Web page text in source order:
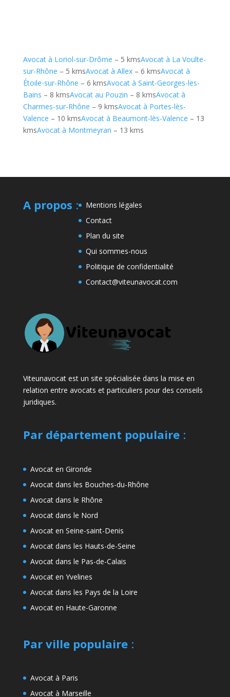
Avocat à Loriol-sur-Drôme – 5 kmsAvocat à La Voulte-
sur-Rhône – 5 kmsAvocat à Allex– 6 kmsAvocat à
Étoile-sur-Rhône – 6 kmsAvocat à Saint-Georges-les-
Bains – 8 kmsAvocat au Pouzin – 8 kmsAvocat à
Charmes-sur-Rhône – 9 kmsAvocat à Portes-lès-
Valence – 10 kmsAvocat à Beaumont-lès-Valence – 13
kmsAvocat à Montmeyran – 13 kms
A propos :
Mentions légales
Contact
Plan du site
Qui sommes-nous
Politique de confidentialité
Contact@viteunavocat.com
Viteunavocat est un site spécialisée dans la mise en
relation entre avocats et particuliers pour des conseils
juridiques.
Par département populaire:
Avocat en Gironde
Avocat dans les Bouches-du-Rhône
Avocat dans le Rhône
Avocat dans le Nord
Avocat en Seine-saint-Denis
Avocat dans les Hauts-de-Seine
Avocat dans le Pas-de-Calais
Avocat en Yvelines
Avocat dans les Pays de la Loire
Avocat en Haute-Garonne
Par ville populaire:
Avocat à Paris
Avocat à Marseille